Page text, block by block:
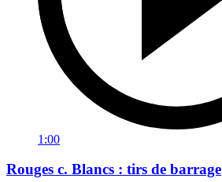
1:00
Rouges c. Blancs : tirs de barrage